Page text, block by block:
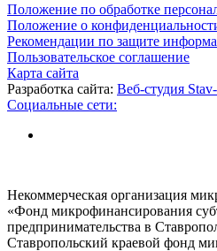
Положение по обработке
Положение о
Рекомендации по защите
Пользовательское соглашение
Карта сайта
Разработка сайта: Веб-студия
Социальные сети:
Некоммерческая организация
«Фонд микрофинансирования
предпринимательства в
Ставропольский краевой фонд